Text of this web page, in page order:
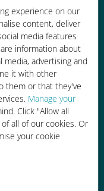
experience on our
content, deliver
media features
information about
advertising and
it with other
them or that they've
Manage your
Click "Allow all
all of our cookies. Or
your cookie
que les
votre
sans